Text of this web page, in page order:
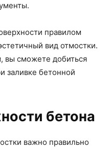
правилом
вид отмостки.
вы сможете добиться
заливке бетонной
бетона
важно правильно